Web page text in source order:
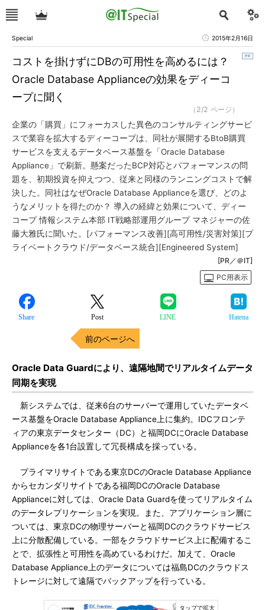
Special 2015年2月16日
コストを掛けずにDBの可用性を高めるには？
Oracle Database Applianceの効果をディーコ
ープに聞く
（2/2 ページ）
企業の「購買」にフォーカスした異色のコンサルティングサービ
スで業容を拡大するディーコープは、同社が展開するBtoB購買
サービスを支えるデータベース基盤を「Oracle Database
Appliance」で刷新。懸案だったBCP対応とパフォーマンスの問
題を、初期投資を抑えつつ、従来と同様のランニングコストで解
決した。同社はなぜOracle Database Applianceを選び、どのよ
うなメリットを得たのか？ 導入の経緯と効果について、ディー
コープ 情報システム本部 IT戦略部運用グループ マネジャーの佐
藤大雅氏に聞いた。[パフォーマンス改善][高可用性/災害対策][プ
ライベートクラウド/データベース統合][Engineered System]
[PR／＠IT]
PC用表示
Share Post LINE Hatena
前のページへ
Oracle Data Guardにより、遠隔地間でリアルタイムデータ
同期を実現
新システムでは、従来6台のサーバーで運用していたデータベ
ース基盤をOracle Database Appliance上に集約。IDCフロンテ
ィアの東京データセンター（DC）と福岡DCにOracle Database
Applianceを各1台設置して冗長構成を採っている。
プライマリサイトである東京DCのOracle Database Appliance
からセカンダリサイトである福岡DCのOracle Database
Applianceに対しては、Oracle Data Guardを使ってリアルタイム
のデータレプリケーションを実現。また、アプリケーション層に
ついては、東京DCの物理サーバーと福岡DCのクラウドサービス
上に分散配備している。一部をクラウドサービス上に配備するこ
とで、拡張性と可用性を高めているわけだ。加えて、Oracle
Database Appliance上のデータについては福島DCのクラウドス
トレージに対して遠隔でバックアップを行っている。